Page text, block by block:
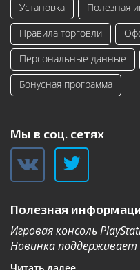
Установка
Полезная
Правила торговли
Персональные данные
Бонусная программа
Мы в соц. сетях
Полезная
Игровая консоль
Новинка поддерживает